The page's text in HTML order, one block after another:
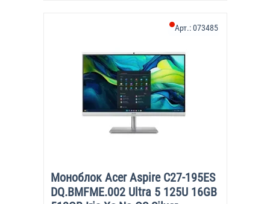
Моноблок Acer Aspire C27-195ES
DQ.BMFME.002 Ultra 5 125U 16GB
Арт.:073485